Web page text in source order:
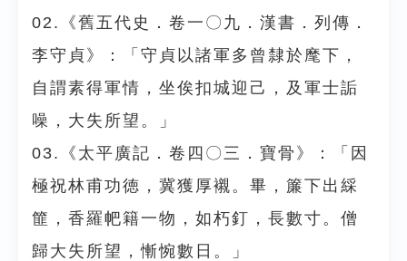
02.《舊五代史．卷一〇九．漢書．列傳．
李守貞》：「守貞以諸軍多曾隸於麾下，
自謂素得軍情，坐俟扣城迎己，及軍士詬
噪，大失所望。」
03.《太平廣記．卷四〇三．寶骨》：「因
極祝林甫功徳，冀獲厚襯。畢，簾下出綵
篚，香羅帊籍一物，如朽釘，長數寸。僧
歸大失所望，慚惋數日。」